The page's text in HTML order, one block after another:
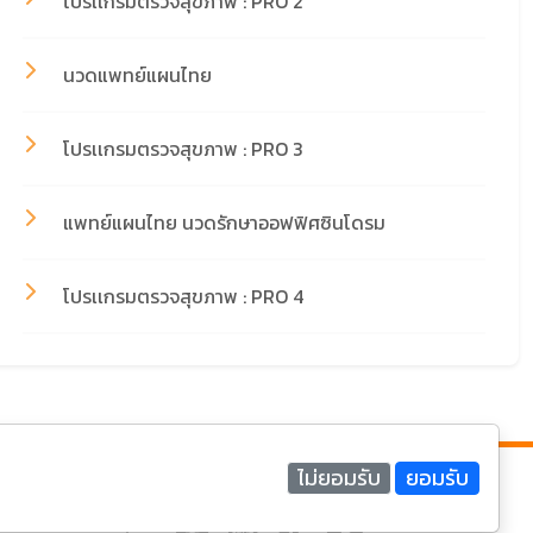
นวดแพทย์แผนไทย
โปรเเกรมตรวจสุขภาพ : PRO 3
แพทย์แผนไทย นวดรักษาออฟฟิศซินโดรม
โปรเเกรมตรวจสุขภาพ : PRO 4
50100